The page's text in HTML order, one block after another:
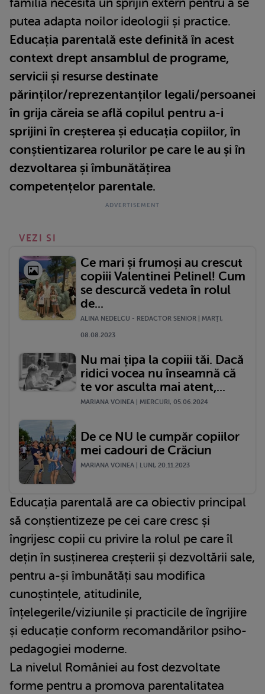
putea adapta noilor ideologii și practice.
Educația parentală este definită în acest
context drept ansamblul de programe,
servicii și resurse destinate
părinților/reprezentanților legali/persoanei
în grija căreia se află copilul pentru a-i
sprijini în creșterea și educația copiilor, în
conștientizarea rolurilor pe care le au și în
dezvoltarea și îmbunătățirea
competențelor parentale.
VEZI SI
Ce mari și frumoși au crescut
copiii Valentinei Pelinel! Cum
se descurcă vedeta în rolul
de...
ALINA NEDELCU - REDACTOR SENIOR | MARŢI,
08.08.2023
Nu mai țipa la copiii tăi. Dacă
ridici vocea nu înseamnă că
te vor asculta mai atent,...
MARIANA VOINEA | MIERCURI, 05.06.2024
De ce NU le cumpăr copiilor
mei cadouri de Crăciun
MARIANA VOINEA | LUNI, 20.11.2023
Educația parentală are ca obiectiv principal
să conștientizeze pe cei care cresc și
îngrijesc copii cu privire la rolul pe care îl
dețin în susținerea creșterii și dezvoltării sale,
pentru a-și îmbunătăți sau modifica
cunoștințele, atitudinile,
înțelegerile/viziunile și practicile de îngrijire
și educație conform recomandărilor psiho-
pedagogiei moderne.
La nivelul României au fost dezvoltate
forme pentru a promova parentalitatea